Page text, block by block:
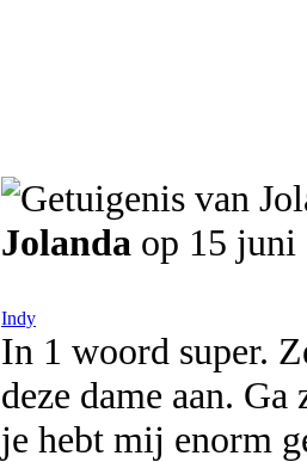
Jolanda op 15 juni
Indy
In 1 woord super.
deze dame aan.
je hebt mij enorm